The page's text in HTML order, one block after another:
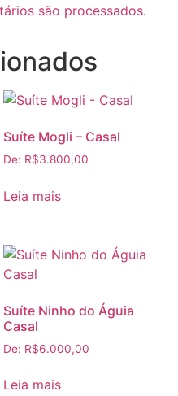
são processados.
Suíte Mogli – Casal
De: R$3.800,00
Leia mais
Suíte Ninho do Águia
Casal
De: R$6.000,00
Leia mais